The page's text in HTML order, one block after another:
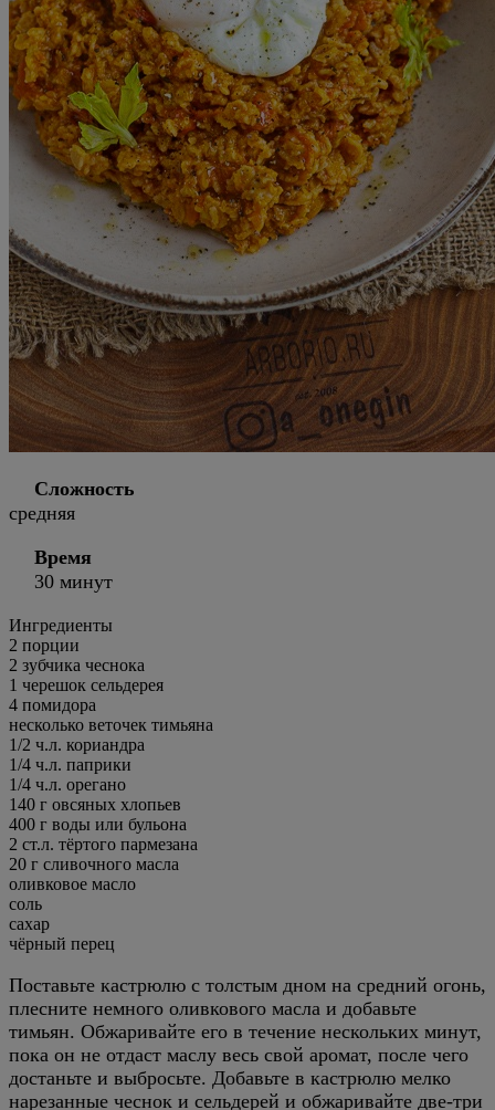
Сложность
средняя
Время
30 минут
Ингредиенты
2 порции
2 зубчика чеснока
1 черешок сельдерея
4 помидора
несколько веточек тимьяна
1/2 ч.л. кориандра
1/4 ч.л. паприки
1/4 ч.л. орегано
140 г овсяных хлопьев
400 г воды или бульона
2 ст.л. тёртого пармезана
20 г сливочного масла
оливковое масло
соль
сахар
чёрный перец
Поставьте кастрюлю с толстым дном на средний огонь,
плесните немного оливкового масла и добавьте
тимьян. Обжаривайте его в течение нескольких минут,
пока он не отдаст маслу весь свой аромат, после чего
достаньте и выбросьте. Добавьте в кастрюлю мелко
нарезанные чеснок и сельдерей и обжаривайте две-три